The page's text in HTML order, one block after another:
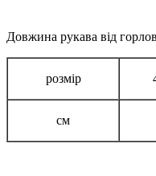
Довжина рукава від
розмір
см